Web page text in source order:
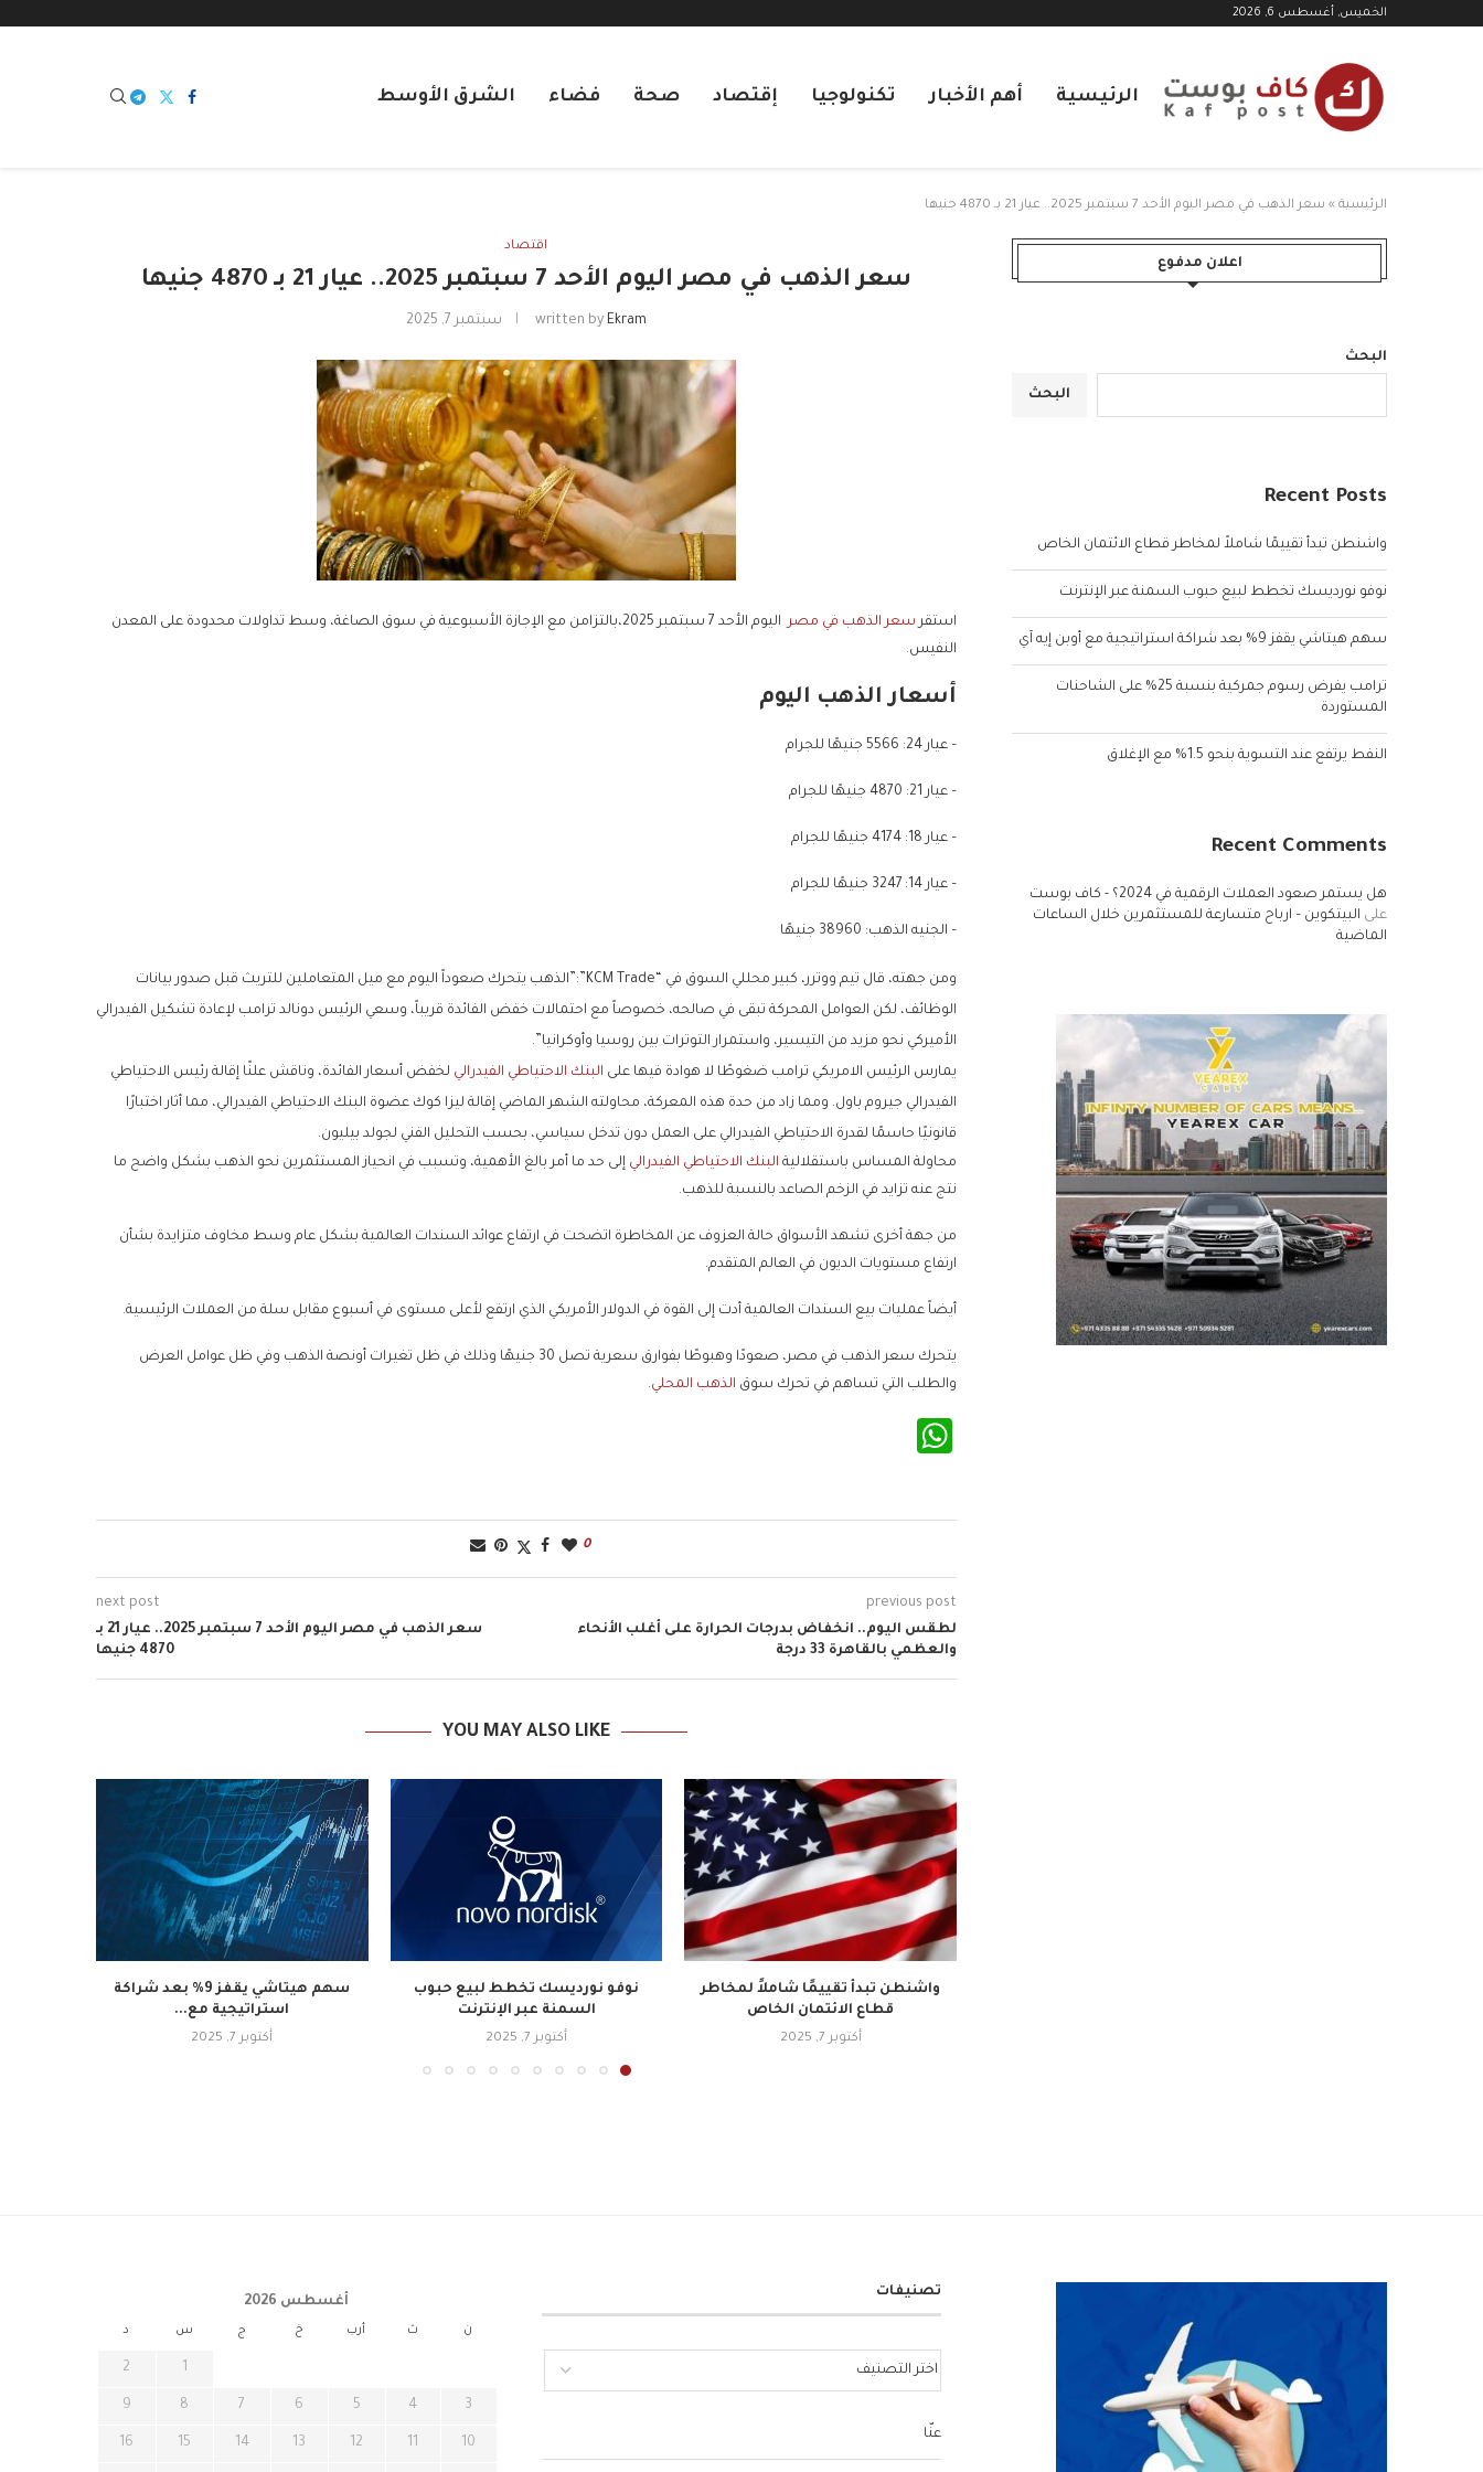
الخميس, أغسطس 6, 2026
الرئيسية أهم الأخبار تكنولوجيا إقتصاد صحة فضاء الشرق الأوسط
الرئيسية » سعر الذهب في مصر اليوم الأحد 7 سبتمبر 2025.. عيار 21 بـ 4870 جنيها
اقتصاد
سعر الذهب في مصر اليوم الأحد 7 سبتمبر 2025.. عيار 21 بـ 4870 جنيها
written by Ekram سبتمبر 7, 2025
استقر سعر الذهب في مصر
اليوم الأحد 7 سبتمبر 2025،بالتزامن مع الإجازة الأسبوعية في سوق الصاغة، وسط تداولات محدودة على المعدن
النفيس.
أسعار الذهب اليوم
– عيار 24: 5566 جنيهًا للجرام
– عيار 21: 4870 جنيهًا للجرام
– عيار 18: 4174 جنيهًا للجرام
– عيار 14: 3247 جنيهًا للجرام
– الجنيه الذهب: 38960 جنيهًا
ومن جهته، قال تيم ووترر، كبير محللي السوق في “KCM Trade”:”الذهب يتحرك صعوداً اليوم مع ميل المتعاملين للتريث قبل صدور بيانات
الوظائف، لكن العوامل المحركة تبقى في صالحه، خصوصاً مع احتمالات خفض الفائدة قريباً، وسعي الرئيس دونالد ترامب لإعادة تشكيل الفيدرالي
الأميركي نحو مزيد من التيسير، واستمرار التوترات بين روسيا وأوكرانيا”.
يمارس الرئيس الامريكي ترامب ضغوطًا لا هوادة فيها على البنك الاحتياطي الفيدرالي لخفض أسعار الفائدة، وناقش علنًا إقالة رئيس الاحتياطي
الفيدرالي جيروم باول. ومما زاد من حدة هذه المعركة، محاولته الشهر الماضي إقالة ليزا كوك عضوة البنك الاحتياطي الفيدرالي، مما أثار اختبارًا
قانونيًا حاسمًا لقدرة الاحتياطي الفيدرالي على العمل دون تدخل سياسي، بحسب التحليل الفني لجولد بيليون.
محاولة المساس باستقلالية البنك الاحتياطي الفيدراليإلى حد ما أمر بالغ الأهمية، وتسبب في انحياز المستثمرين نحو الذهب بشكل واضح ما
نتج عنه تزايد في الزخم الصاعد بالنسبة للذهب.
من جهة أخرى تشهد الأسواق حالة العزوف عن المخاطرة اتضحت في ارتفاع عوائد السندات العالمية بشكل عام وسط مخاوف متزايدة بشأن
ارتفاع مستويات الديون في العالم المتقدم.
أيضاً عمليات بيع السندات العالمية أدت إلى القوة في الدولار الأمريكي الذي ارتفع لأعلى مستوى في أسبوع مقابل سلة من العملات الرئيسية.
يتحرك سعر الذهب في مصر، صعودًا وهبوطًا بفوارق سعرية تصل 30 جنيهًا وذلك في ظل تغيرات أونصة الذهب وفي ظل عوامل العرض
والطلب التي تساهم في تحرك سوق الذهب المحلي.
0
previous post
لطقس اليوم.. انخفاض بدرجات الحرارة على أغلب الأنحاء
والعظمي بالقاهرة 33 درجة
next post
سعر الذهب في مصر اليوم الأحد 7 سبتمبر 2025.. عيار 21 بـ
4870 جنيها
YOU MAY ALSO LIKE
واشنطن تبدأ تقييمًا شاملاً لمخاطر
قطاع الائتمان الخاص
أكتوبر 7, 2025
نوفو نورديسك تخطط لبيع حبوب
السمنة عبر الإنترنت
أكتوبر 7, 2025
سهم هيتاشي يقفز 9% بعد شراكة
استراتيجية مع...
أكتوبر 7, 2025
اعلان مدفوع
البحث
البحث
Recent Posts
واشنطن تبدأ تقييمًا شاملاً لمخاطر قطاع الائتمان الخاص
نوفو نورديسك تخطط لبيع حبوب السمنة عبر الإنترنت
سهم هيتاشي يقفز 9% بعد شراكة استراتيجية مع أوبن إيه آي
ترامب يفرض رسوم جمركية بنسبة 25% على الشاحنات
المستوردة
النفط يرتفع عند التسوية بنحو 1.5% مع الإغلاق
Recent Comments
هل يستمر صعود العملات الرقمية في 2024؟ - كاف بوست
على البيتكوين – ارباح متسارعة للمستثمرين خلال الساعات
الماضية
تصنيفات
عنّا
أغسطس 2026
ن ث أرب خ ج س د
1
2
3
4
5
6
7
8
9
10
11
12
13
14
15
16